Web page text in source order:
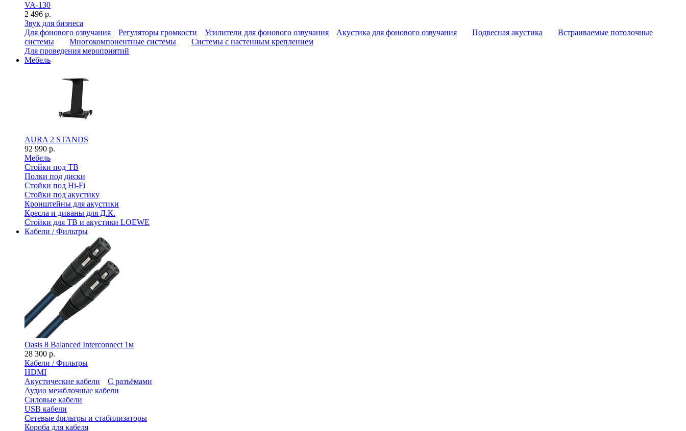
VA-130
2 496 р.
Звук для бизнеса
Для фонового озвучания
Регуляторы громкости Усилители для фонового озвучания Акустика для фонового озвучания Подвесная акустика
Встраиваемые потолочные
системы
Многокомпонентные системы
Системы с настенным креплением
Для проведения мероприятий
Мебель
AURA 2 STANDS
92 990 р.
Мебель
Стойки под ТВ
Полки под диски
Стойки под Hi-Fi
Стойки под акустику
Кронштейны для акустики
Кресла и диваны для Д.К.
Стойки для ТВ и акустики LOEWE
Кабели / Фильтры
Oasis 8 Balanced Interconnect 1м
28 300 р.
Кабели / Фильтры
HDMI
Акустические кабели
С разъёмами
Аудио межблочные кабели
Силовые кабели
USB кабели
Сетевые фильтры и стабилизаторы
Короба для кабеля